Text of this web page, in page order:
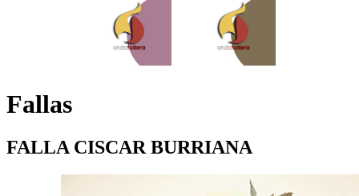
Fallas
FALLA CISCAR BURRIANA